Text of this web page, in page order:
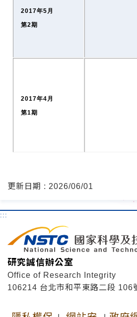
2017年5月
第2期
2017年4月
第1期
更新日期 : 2026/06/01
:::
研究誠信辦公室
Office of Research Integrity
106214 台北市和平東路二段 106